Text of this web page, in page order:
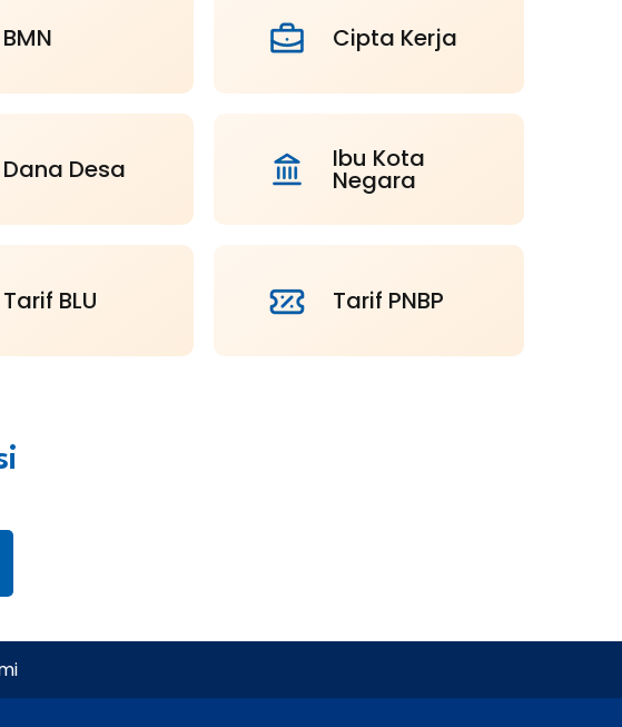
BMN Cipta Kerja
Dana Desa Ibu Kota
Negara
Tarif BLU Tarif PNBP